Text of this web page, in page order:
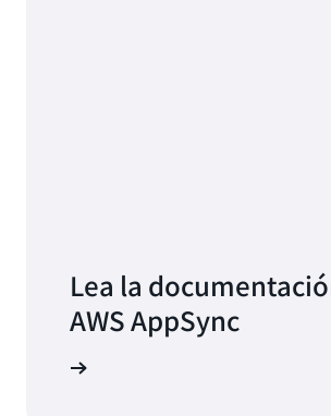
Lea la
AWS AppSync